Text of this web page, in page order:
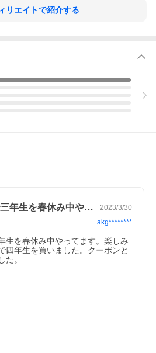
るかどうかを，自分ひとりでもチェ
習慣をつけよう！
に貼ることで，１回ごとに達成感を
を継続させることができます。
リエイトで紹介する
こちらのシリーズで三年生を春休み中やっ… 2023/3/30
akg********
生を春休み中やってます。楽しみ
四年生を買いました。クーポンと
た。